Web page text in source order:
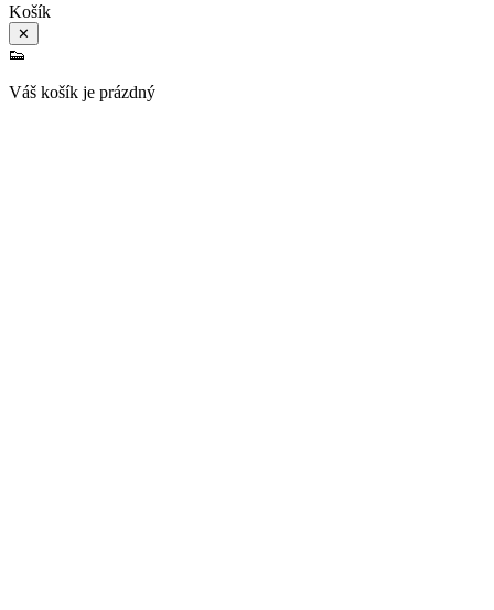
Košík
✕
👟
Váš košík je prázdný